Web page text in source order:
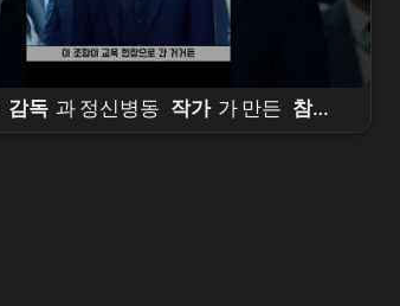
감독 과 정신병동 작가 가 만든 참교
육 비하인드